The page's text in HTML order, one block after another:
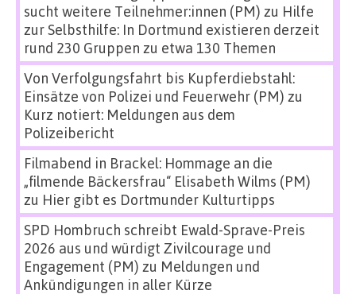
sucht weitere Teilnehmer:innen (PM) zu Hilfe
zur Selbsthilfe: In Dortmund existieren derzeit
rund 230 Gruppen zu etwa 130 Themen
Von Verfolgungsfahrt bis Kupferdiebstahl:
Einsätze von Polizei und Feuerwehr (PM) zu
Kurz notiert: Meldungen aus dem
Polizeibericht
Filmabend in Brackel: Hommage an die
„filmende Bäckersfrau“ Elisabeth Wilms (PM)
zu Hier gibt es Dortmunder Kulturtipps
SPD Hombruch schreibt Ewald-Sprave-Preis
2026 aus und würdigt Zivilcourage und
Engagement (PM) zu Meldungen und
Ankündigungen in aller Kürze